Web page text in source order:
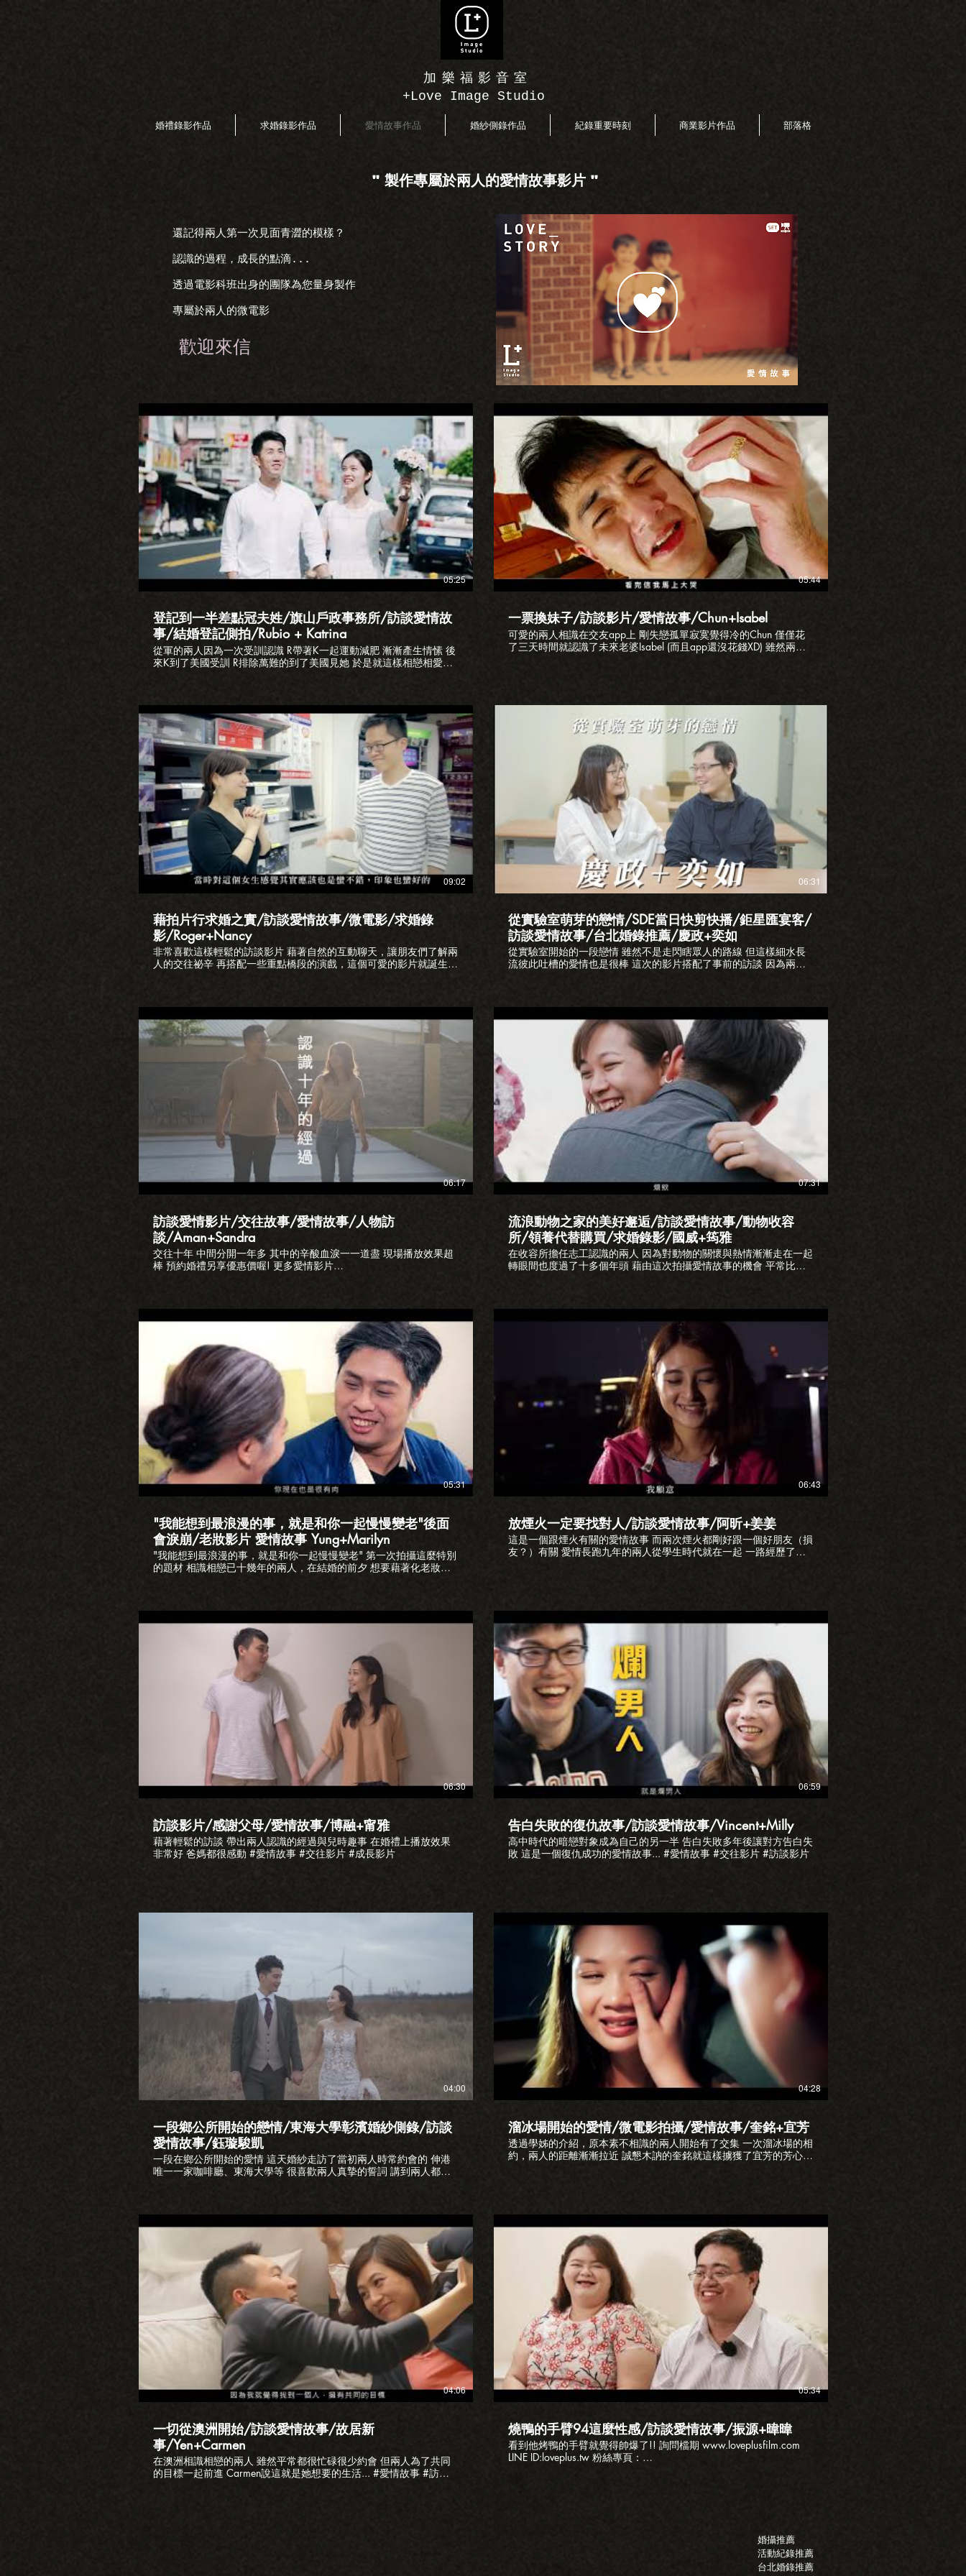
加樂福影音室
+Love Image Studio
婚禮錄影作品 求婚錄影作品 愛情故事作品 婚紗側錄作品 紀錄重要時刻 商業影片作品 部落格
" 製作專屬於兩人的愛情故事影片 "
還記得兩人第一次見面青澀的模樣？
認識的過程，成長的點滴...
透過電影科班出身的團隊為您量身製作
專屬於兩人的微電影
歡迎來信
播放影片
05:25
登記到一半差點冠夫姓/旗山戶政事務所/訪談愛情故
事/結婚登記側拍/Rubio + Katrina
從軍的兩人因為一次受訓認識 R帶著K一起運動減肥 漸漸產生情愫 後
來K到了美國受訓 R排除萬難的到了美國見她 於是就這樣相戀相愛直
wedding/ #結婚登記 #旗山戶政事務所 #戶政背板改造計畫 #高雄市
政府 #愛情故事 #訪談影片 更多精彩影片 斥資百萬包下信義區ATT頂
樓的求婚https://youtu.be/xCmpPku4f8o 為了求婚假裝拍戲之求婚大
作戰https://youtu.be/w7RTXW9OPdw 明金成導演眾星雲集的婚禮
https://youtu.be/duH1cBWtcd0 長榮空姐都這麼正嗎?
https://youtu.be/qmpRzy8pC-I 延期兩次又下雨的戶外婚禮
https://youtu.be/Ye13AxfuyMk 包下苗栗寨酌然從無到有的首場戶外
婚禮https://youtu.be/Xk1R-e9HUcE 婚錄加樂福
https://www.loveplusfilm.com
IG:https://instagram.com/loveplusfilm2018
FB:https://facebook.com/loveplus123 LINE:loveplus.tw
播放影片
05:44
一票換妹子/訪談影片/愛情故事/Chun+Isabel
可愛的兩人相識在交友app上 剛失戀孤單寂寞覺得冷的Chun 僅僅花
了三天時間就認識了未來老婆Isabel (而且app還沒花錢XD) 雖然兩人
IG:instagram.com/loveplusfilm2018 FB:facebook.com/loveplus123
LINE:loveplus.tw
播放影片
09:02
藉拍片行求婚之實/訪談愛情故事/微電影/求婚錄
影/Roger+Nancy
非常喜歡這樣輕鬆的訪談影片 藉著自然的互動聊天，讓朋友們了解兩
人的交往祕辛 再搭配一些重點橋段的演戲，這個可愛的影片就誕生了
的婚禮https://youtu.be/duH1cBWtcd0 長榮空姐都這麼正嗎?
https://youtu.be/qmpRzy8pC-I 太陽花學運領袖林飛帆的婚禮
https://youtu.be/Ihb5zDVkuSQ 延期兩次又下雨的戶外婚禮
https://youtu.be/Ye13AxfuyMk 包下苗栗寨酌然從無到有的首場戶外
婚禮https://youtu.be/Xk1R-e9HUcE 婚錄加樂福
IG:https://instagram.com/loveplusfilm2018
FB:https://facebook.com/loveplus123 LINE:loveplus.tw #愛情故事 #
求婚錄影 #微電影
播放影片
06:31
從實驗室萌芽的戀情/SDE當日快剪快播/鉅星匯宴客/
訪談愛情故事/台北婚錄推薦/慶政+奕如
從實驗室開始的一段戀情 雖然不是走閃瞎眾人的路線 但這樣細水長
流彼此吐槽的愛情也是很棒 這次的影片搭配了事前的訪談 因為兩人
https://youtu.be/w7RTXW9OPdw 明金成導演眾星雲集的婚禮
https://youtu.be/duH1cBWtcd0 長榮空姐都這麼正嗎?
https://youtu.be/qmpRzy8pC-I 延期兩次又下雨的戶外婚禮
https://youtu.be/Ye13AxfuyMk 包下苗栗寨酌然從無到有的首場戶外
婚禮https://youtu.be/Xk1R-e9HUcE 婚錄加樂福
https://www.loveplusfilm.com
IG:https://instagram.com/loveplusfilm2018
FB:https://facebook.com/loveplus123 LINE:loveplus.tw #鉅星匯 #陽
明大學 #sde快剪快播 #台北婚錄推薦 #愛情故事
播放影片
06:17
訪談愛情影片/交往故事/愛情故事/人物訪
談/Aman+Sandra
交往十年 中間分開一年多 其中的辛酸血淚一一道盡 現場播放效果超
棒 預約婚禮另享優惠價喔! 更多愛情影片
播放影片
07:31
流浪動物之家的美好邂逅/訪談愛情故事/動物收容
所/領養代替購買/求婚錄影/國威+筠雅
在收容所擔任志工認識的兩人 因為對動物的關懷與熱情漸漸走在一起
轉眼間也度過了十多個年頭 藉由這次拍攝愛情故事的機會 平常比較
https://www.facebook.com/loveplus123/
播放影片
05:31
"我能想到最浪漫的事，就是和你一起慢慢變老"後面
會淚崩/老妝影片 愛情故事 Yung+Marilyn
"我能想到最浪漫的事，就是和你一起慢慢變老" 第一次拍攝這麼特別
的題材 相識相戀已十幾年的兩人，在結婚的前夕 想要藉著化老妝來
播放影片
06:43
放煙火一定要找對人/訪談愛情故事/阿昕+姜姜
這是一個跟煙火有關的愛情故事 而兩次煙火都剛好跟一個好朋友（損
友？）有關 愛情長跑九年的兩人從學生時代就在一起 一路經歷了當
播放影片
06:30
訪談影片/感謝父母/愛情故事/博融+甯雅
藉著輕鬆的訪談 帶出兩人認識的經過與兒時趣事 在婚禮上播放效果
非常好 爸媽都很感動 #愛情故事 #交往影片 #成長影片
06:59
告白失敗的復仇故事/訪談愛情故事/Vincent+Milly
高中時代的暗戀對象成為自己的另一半 告白失敗多年後讓對方告白失
敗 這是一個復仇成功的愛情故事... #愛情故事 #交往影片 #訪談影片
播放影片
04:00
一段鄉公所開始的戀情/東海大學彰濱婚紗側錄/訪談
愛情故事/鈺璇駿凱
一段在鄉公所開始的愛情 這天婚紗走訪了當初兩人時常約會的 伸港
唯一一家咖啡廳、東海大學等 很喜歡兩人真摯的誓詞 講到兩人都哭
Email:loveplusfilm@gmail.com #婚紗側錄 #伸港鄉公所 #東海大學 #
婚紗拍攝 #愛情故事 #六便士團隊
播放影片
04:28
溜冰場開始的愛情/微電影拍攝/愛情故事/奎銘+宜芳
透過學姊的介紹，原本素不相識的兩人開始有了交集 一次溜冰場的相
約，兩人的距離漸漸拉近 誠懇木訥的奎銘就這樣擄獲了宜芳的芳心
Email:loveplusfilm@gmail.com #愛情故事 #微電影 #小巨蛋溜冰場
播放影片
04:06
一切從澳洲開始/訪談愛情故事/故居新
事/Yen+Carmen
在澳洲相識相戀的兩人 雖然平常都很忙碌很少約會 ​但兩人為了共同
的目標一起前進 Carmen說這就是她想要的生活... #愛情故事 #訪談
05:34
燒鴨的手臂94這麼性感/訪談愛情故事/振源+暐暐
看到他烤鴨的手臂就覺得帥爆了!! 詢問檔期 www.loveplusfilm.com
LINE ID:loveplus.tw 粉絲專頁：
婚攝推薦
活動紀錄推薦
台北婚錄推薦